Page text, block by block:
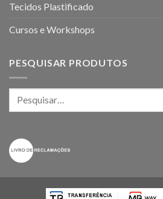
Tecidos Plastificado
Cursos e Workshops
PESQUISAR PRODUTOS